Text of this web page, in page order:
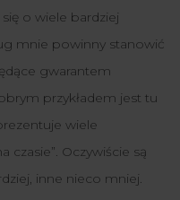
o wiele bardziej
mnie powinny stanowić
gwarantem
przykładem jest tu
wiele
czasie”. Oczywiście są
inne nieco mniej.